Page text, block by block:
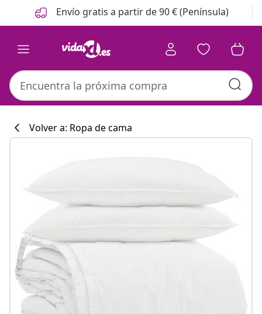
Anterior
Siguiente Envío gratis a partir de 90 € (Península)
Volver a: Ropa de cama